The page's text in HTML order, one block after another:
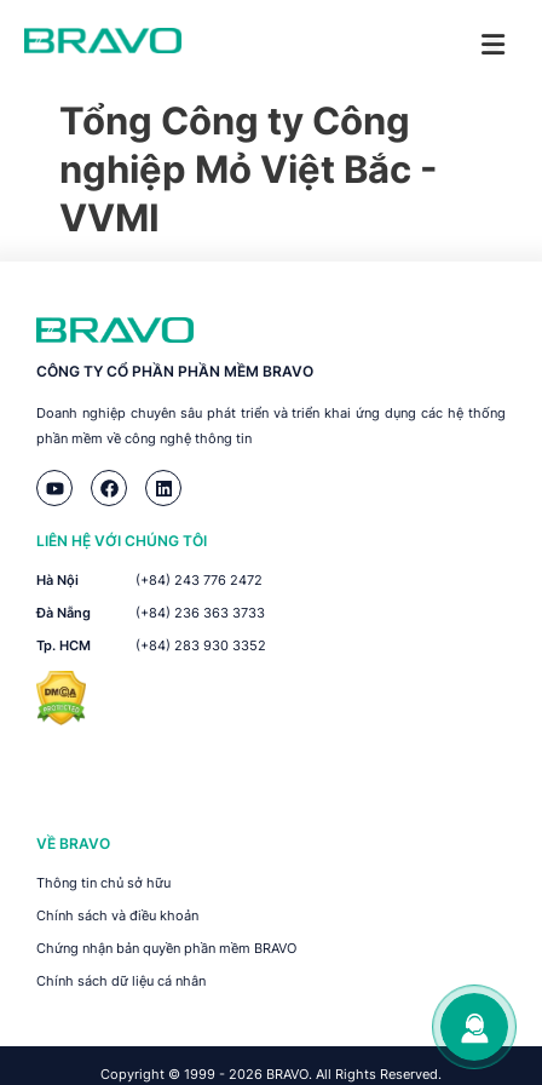
Tổng Công ty Công
nghiệp Mỏ Việt Bắc -
VVMI
CÔNG TY CỔ PHẦN PHẦN MỀM BRAVO
Doanh nghiệp chuyên sâu phát triển và triển khai ứng dụng các hệ thống
phần mềm về công nghệ thông tin
LIÊN HỆ VỚI CHÚNG TÔI
Hà Nội
(+84) 243 776 2472
Đà Nẵng
(+84) 236 363 3733
Tp. HCM
(+84) 283 930 3352
VỀ BRAVO
Thông tin chủ sở hữu
Chính sách và điều khoản
Chứng nhận bản quyền phần mềm BRAVO
Chính sách dữ liệu cá nhân
Copyright © 1999 - 2026 BRAVO. All Rights Reserved.